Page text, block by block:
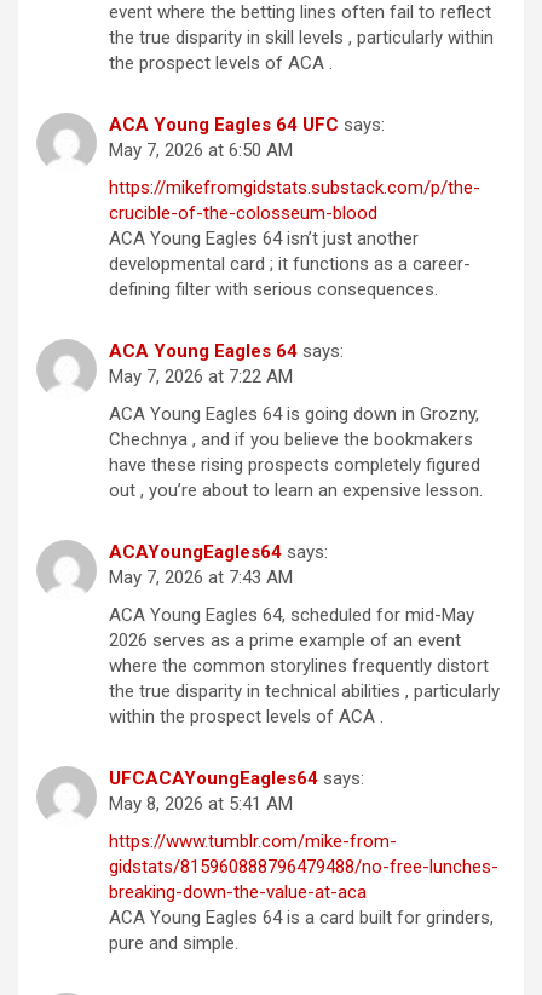
event where the betting lines often fail to reflect
the true disparity in skill levels , particularly within
the prospect levels of ACA .
ACA Young Eagles 64 UFC says:
May 7, 2026 at 6:50 AM
https://mikefromgidstats.substack.com/p/the-
crucible-of-the-colosseum-blood
ACA Young Eagles 64 isn’t just another
developmental card ; it functions as a career-
defining filter with serious consequences.
ACA Young Eagles 64 says:
May 7, 2026 at 7:22 AM
ACA Young Eagles 64 is going down in Grozny,
Chechnya , and if you believe the bookmakers
have these rising prospects completely figured
out , you’re about to learn an expensive lesson.
ACAYoungEagles64 says:
May 7, 2026 at 7:43 AM
ACA Young Eagles 64, scheduled for mid-May
2026 serves as a prime example of an event
where the common storylines frequently distort
the true disparity in technical abilities , particularly
within the prospect levels of ACA .
UFCACAYoungEagles64 says:
May 8, 2026 at 5:41 AM
https://www.tumblr.com/mike-from-
gidstats/815960888796479488/no-free-lunches-
breaking-down-the-value-at-aca
ACA Young Eagles 64 is a card built for grinders,
pure and simple.